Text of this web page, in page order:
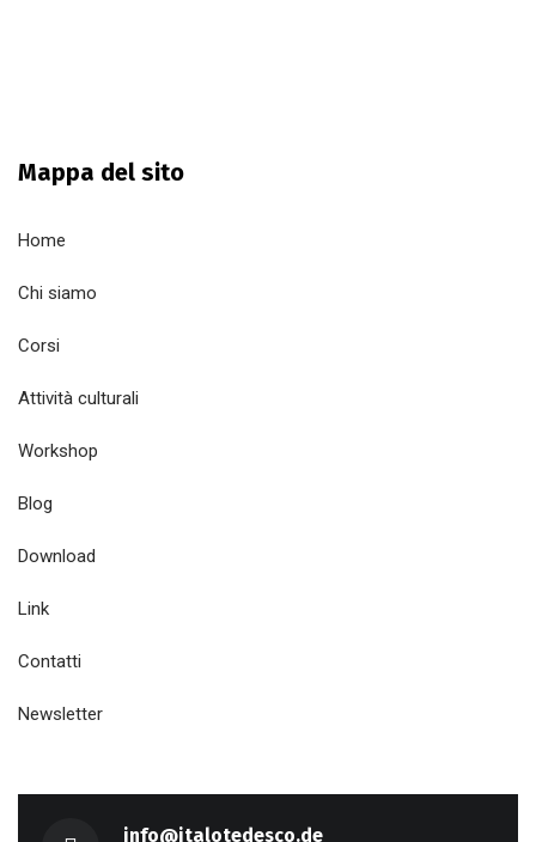
Mappa del sito
Home
Chi siamo
Corsi
Attività culturali
Workshop
Blog
Download
Link
Contatti
Newsletter
info@italotedesco.de